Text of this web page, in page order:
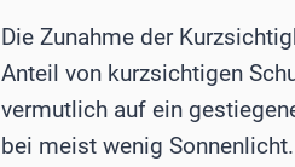
Die Zunahme der
Anteil von kurzsichtigen
vermutlich auf ein
bei meist wenig